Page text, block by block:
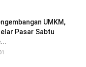
UMKM,
Pasar Sabtu